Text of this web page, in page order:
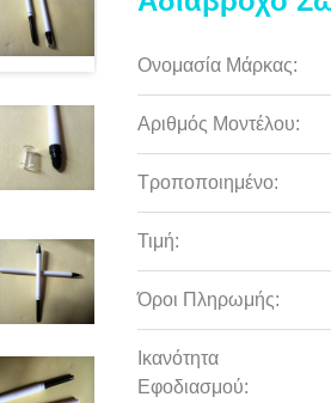
Ονομασία Μάρκας:
Αριθμός Μοντέλου:
Τροποποιημένο:
Τιμή:
Όροι Πληρωμής:
Ικανότητα
Εφοδιασμού: